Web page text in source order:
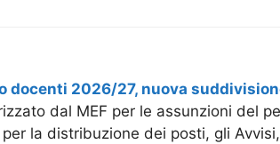
docenti 2026/27, nuova
dal MEF per le assunzioni del
la distribuzione dei posti, gli